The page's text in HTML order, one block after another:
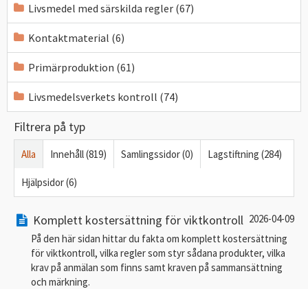
Livsmedel med särskilda regler (67)
Kontaktmaterial (6)
Primärproduktion (61)
Livsmedelsverkets kontroll (74)
Filtrera på typ
Alla Innehåll (819) Samlingssidor (0) Lagstiftning (284)
Hjälpsidor (6)
Komplett kostersättning för viktkontroll 2026-04-09
På den här sidan hittar du fakta om komplett kostersättning
för viktkontroll, vilka regler som styr sådana produkter, vilka
krav på anmälan som finns samt kraven på sammansättning
och märkning.